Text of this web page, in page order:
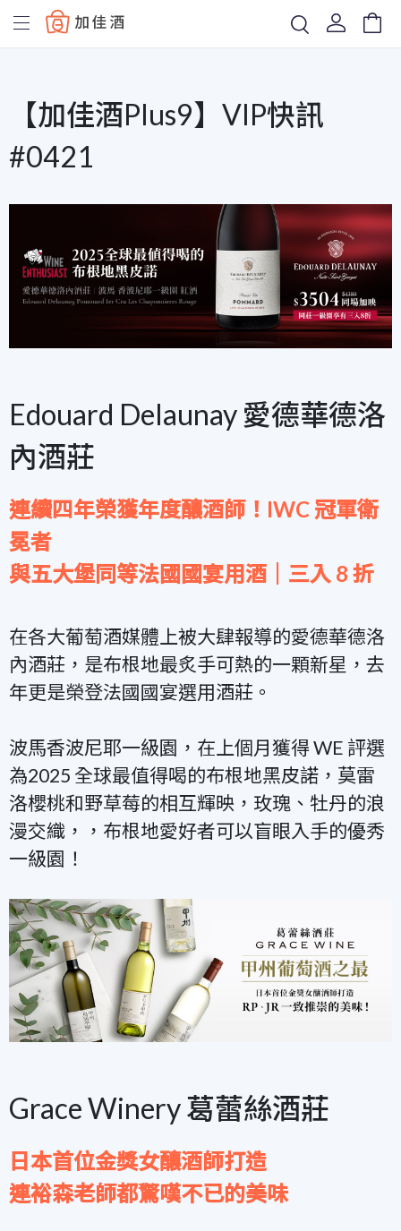
Baccus
【加佳酒Plus9】VIP快訊
#0421
Edouard Delaunay 愛德華德洛
內酒莊
連續四年榮獲年度釀酒師！IWC 冠軍衛
冕者
與五大堡同等法國國宴用酒｜三入 8 折
在各大葡萄酒媒體上被大肆報導的愛德華德洛
內酒莊，是布根地最炙手可熱的一顆新星，去
年更是榮登法國國宴選用酒莊。
波馬香波尼耶一級園，在上個月獲得 WE 評選
為2025 全球最值得喝的布根地黑皮諾，莫雷
洛櫻桃和野草莓的相互輝映，玫瑰、牡丹的浪
漫交織，，布根地愛好者可以盲眼入手的優秀
一級園！
Grace Winery 葛蕾絲酒莊
日本首位金獎女釀酒師打造
連裕森老師都驚嘆不已的美味